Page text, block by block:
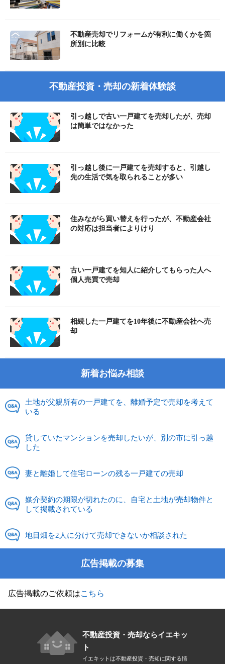
不動産売却でリフォームが有利に働くかを箇
所別に比較
不動産投資・売却の新着体験談
引っ越しで古い一戸建てを売却したが、売却
は簡単ではなかった
引っ越し後に一戸建てを売却すると、引越し
先の生活で気を取られることが多い
住みながら買い替えを行ったが、不動産会社
の対応は担当者によりけり
古い一戸建てを知人に紹介してもらった人へ
個人売買で売却
相続した一戸建てを10年後に不動産会社へ売
却
新着お悩み相談
土地が父親所有の一戸建てを、離婚予定で売却を考えて
いる
貸していたマンションを売却したいが、別の市に引っ越
した
妻と離婚して住宅ローンの残る一戸建ての売却
媒介契約の期限が切れたのに、自宅と土地が売却物件と
して掲載されている
地目畑を2人に分けて売却できないか相談された
広告掲載の募集
広告掲載のご依頼はこちら
不動産投資・売却ならイエキッ
ト
イエキットは不動産投資・売却に関する情